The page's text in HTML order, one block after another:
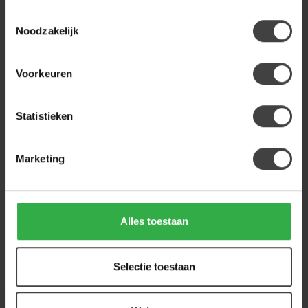
Noodzakelijk
Voorkeuren
Statistieken
Marketing
Alles toestaan
Selectie toestaan
MYSOFA
Of heb je hulp nodig bij de bestelling? Neem
gerust contact op met onze klantenservice
926. We helpen je graag.
Recent bekeken